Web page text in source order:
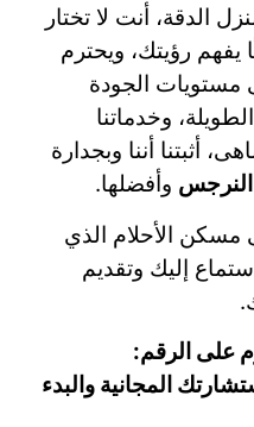
الدقة، أنت لا تختار
يفهم رؤيتك، ويحترم
مستويات الجودة
وخدماتنا
أثبتنا أننا وبجدارة
وأفضلها.
مسكن الأحلام الذي
إليك وتقديم
على الرقم:
لحجز استشارتك المجانية والبدء